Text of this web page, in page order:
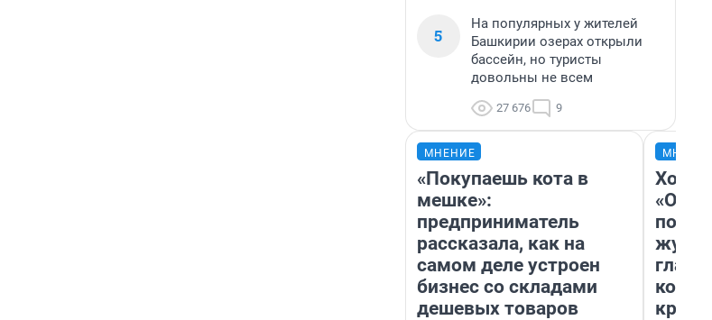
5
На популярных у жителей
Башкирии озерах открыли
бассейн, но туристы
довольны не всем
27 676 9
МНЕНИЕ
«Покупаешь кота в
мешке»:
предприниматель
рассказала, как на
самом деле устроен
бизнес со складами
дешевых товаров
Хоть